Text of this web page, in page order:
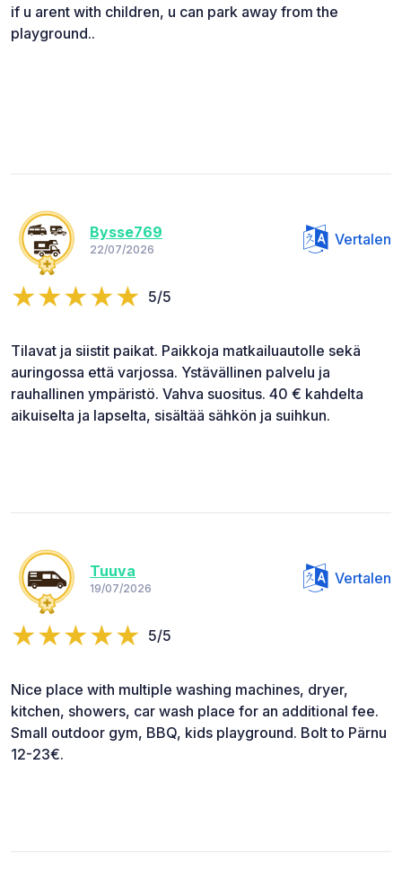
if u arent with children, u can park away from the
playground..
Bysse769
22/07/2026
Vertalen
5/5
Tilavat ja siistit paikat. Paikkoja matkailuautolle sekä
auringossa että varjossa. Ystävällinen palvelu ja
rauhallinen ympäristö. Vahva suositus. 40 € kahdelta
aikuiselta ja lapselta, sisältää sähkön ja suihkun.
Tuuva
19/07/2026
Vertalen
5/5
Nice place with multiple washing machines, dryer,
kitchen, showers, car wash place for an additional fee.
Small outdoor gym, BBQ, kids playground. Bolt to Pärnu
12-23€.